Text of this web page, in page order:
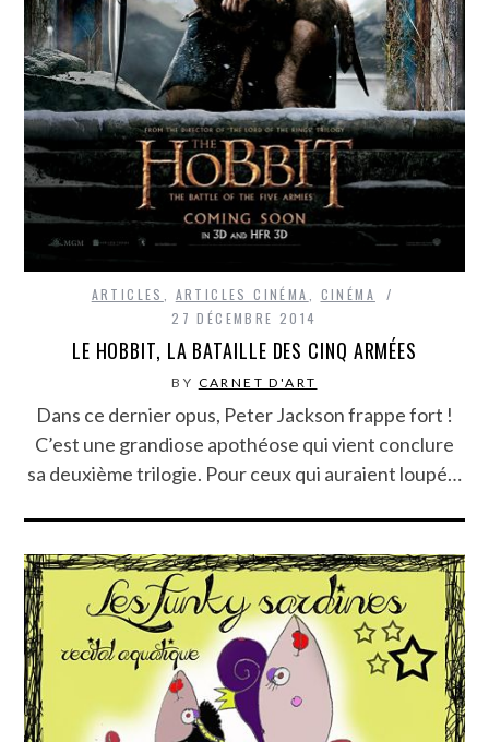
ARTICLES ARTICLES CINÉMA
CINÉMA
27 DÉCEMBRE 2014
LE HOBBIT, LA BATAILLE DES CINQ ARMÉES
BY CARNET D'ART
Dans ce dernier opus, Peter Jackson frappe fort !
C’est une grandiose apothéose qui vient conclure
sa deuxième trilogie. Pour ceux qui auraient loupé…